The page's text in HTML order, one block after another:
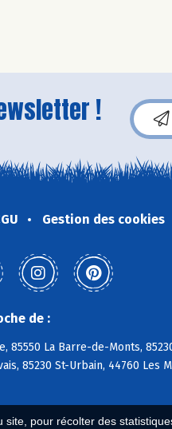
pour récolter des
!
Gestion des cookies
de :
85550 La Barre-de-Monts,
85230 St-Urbain, 44760